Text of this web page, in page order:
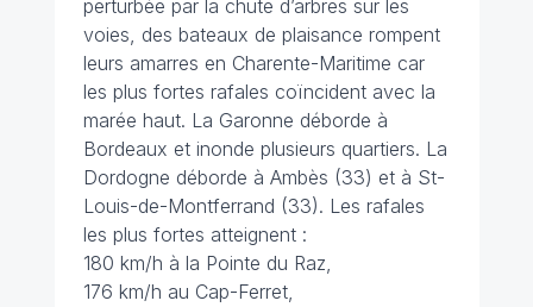
perturbée par la chute d’arbres sur les
voies, des bateaux de plaisance rompent
leurs amarres en Charente-Maritime car
les plus fortes rafales coïncident avec la
marée haut. La Garonne déborde à
Bordeaux et inonde plusieurs quartiers. La
Dordogne déborde à Ambès (33) et à St-
Louis-de-Montferrand (33). Les rafales
les plus fortes atteignent :
180 km/h à la Pointe du Raz,
176 km/h au Cap-Ferret,